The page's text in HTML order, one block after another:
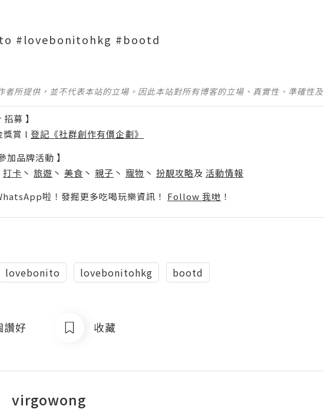
#lovebonitohkg #bootd
者所提供，並不代表本站的立場。因此本站對所有博客的立場、真實性、準確性
募 】
獎賞 l 登記《社群創作有價企劃》
加品牌活動 】
打卡 丶 旅遊 丶 美食 丶 親子 丶 寵物 丶 扮靚攻略及 活動情報
啦！發掘更多吃喝玩樂資訊！ Follow 我哋 ！
lovebonito lovebonitohkg bootd
讚好 收藏
virgowong